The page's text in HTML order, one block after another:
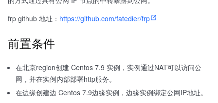
frp github 地址： https://github.com/fatedier/frp
前置条件
在北京region创建 Centos 7.9 实例，实例通过NAT可以访问公
网，并在实例内部部署http服务。
在边缘创建边 Centos 7.9边缘实例，边缘实例绑定公网IP地址。